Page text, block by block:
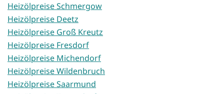
Heizölpreise Schmergow
Heizölpreise Deetz
Heizölpreise Groß Kreutz
Heizölpreise Fresdorf
Heizölpreise Michendorf
Heizölpreise Wildenbruch
Heizölpreise Saarmund